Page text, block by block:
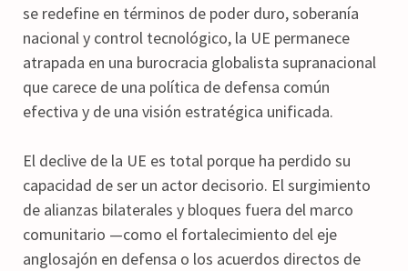
se redefine en términos de poder duro, soberanía
nacional y control tecnológico, la UE permanece
atrapada en una burocracia globalista supranacional
que carece de una política de defensa común
efectiva y de una visión estratégica unificada.
El declive de la UE es total porque ha perdido su
capacidad de ser un actor decisorio. El surgimiento
de alianzas bilaterales y bloques fuera del marco
comunitario —como el fortalecimiento del eje
anglosajón en defensa o los acuerdos directos de